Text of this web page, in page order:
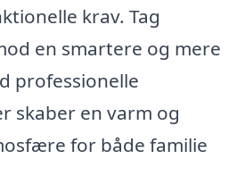
krav. Tag
en smartere og mere
professionelle
skaber en varm og
for både familie